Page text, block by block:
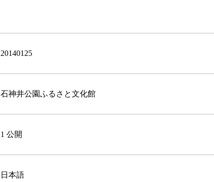
20140125
石神井公園ふるさと文化館
1 公開
日本語